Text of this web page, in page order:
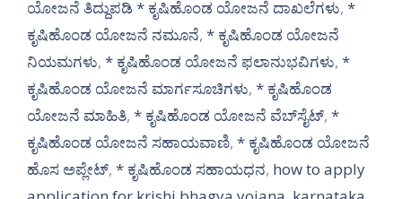
ಯೋಜನೆ ತಿದ್ದುಪಡಿ * ಕೃಷಿಹೊಂಡ ಯೋಜನೆ ದಾಖಲೆಗಳು, *
ಕೃಷಿಹೊಂಡ ಯೋಜನೆ ನಮೂನೆ, * ಕೃಷಿಹೊಂಡ ಯೋಜನೆ
ನಿಯಮಗಳು, * ಕೃಷಿಹೊಂಡ ಯೋಜನೆ ಫಲಾನುಭವಿಗಳು, *
ಕೃಷಿಹೊಂಡ ಯೋಜನೆ ಮಾರ್ಗಸೂಚಿಗಳು, * ಕೃಷಿಹೊಂಡ
ಯೋಜನೆ ಮಾಹಿತಿ, * ಕೃಷಿಹೊಂಡ ಯೋಜನೆ ವೆಬ್‌ಸೈಟ್, *
ಕೃಷಿಹೊಂಡ ಯೋಜನೆ ಸಹಾಯವಾಣಿ, * ಕೃಷಿಹೊಂಡ ಯೋಜನೆ
ಹೊಸ ಅಪ್ಲೇಟ್, * ಕೃಷಿಹೊಂಡ ಸಹಾಯಧನ, how to apply